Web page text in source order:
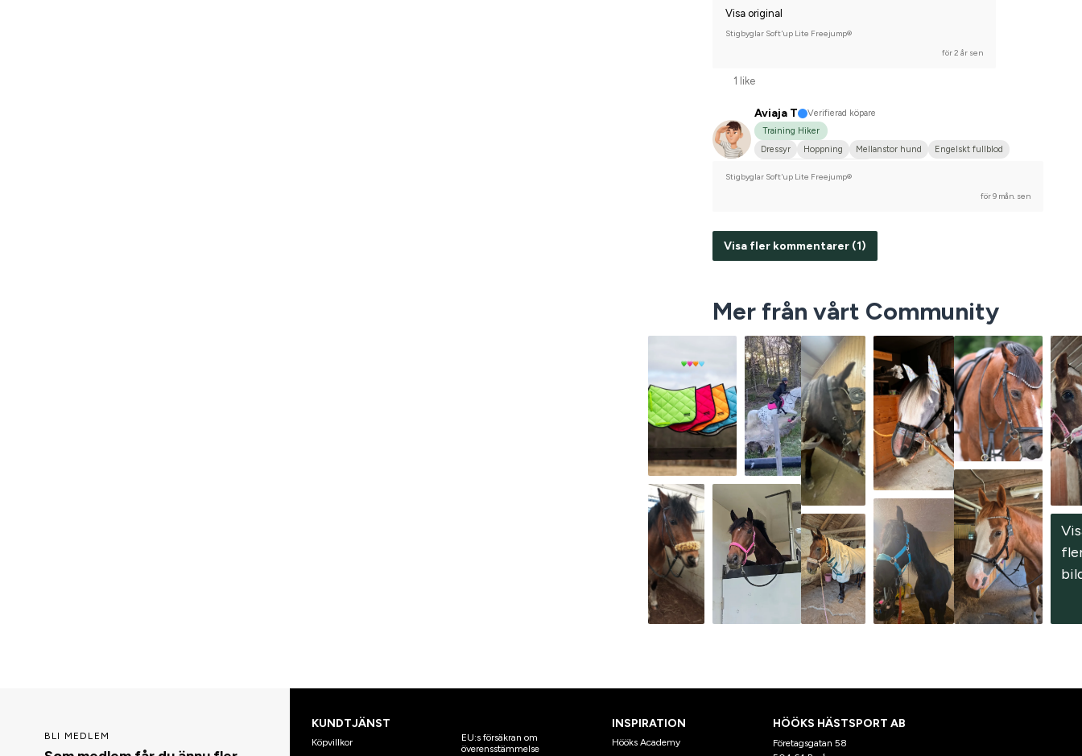
Visa original
Stigbyglar Soft'up Lite Freejump®
för 2 år sen
1 like
Aviaja T
Verifierad köpare
Training Hiker
Dressyr
Hoppning Mellanstor hund
Engelskt fullblod
Stigbyglar Soft'up Lite Freejump®
för 9 mån. sen
Visa fler kommentarer (1)
Mer från vårt Community
BLI MEDLEM
KUNDTJÄNST
Köpvillkor
EU:s försäkran om
överensstämmelse
INSPIRATION
Hööks Academy
HÖÖKS HÄSTSPORT AB
Företagsgatan 58